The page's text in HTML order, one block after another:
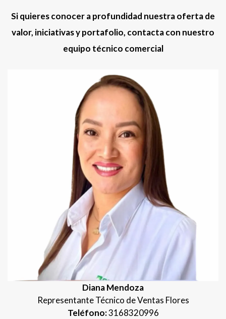
Si quieres conocer a profundidad nuestra oferta de
valor, iniciativas y portafolio, contacta con nuestro
equipo técnico comercial
Diana Mendoza
Representante Técnico de Ventas Flores
Teléfono:3168320996